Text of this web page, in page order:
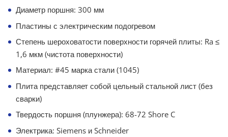
Диаметр поршня: 300 мм
Пластины с электрическим подогревом
Степень шероховатости поверхности горячей плиты: Ra ≤
1,6 мкм (чистота поверхности)
Материал: #45 марка стали (1045)
Плита представляет собой цельный стальной лист (без
сварки)
Твердость поршня (плунжера): 68-72 Shore C
Электрика: Siemens и Schneider